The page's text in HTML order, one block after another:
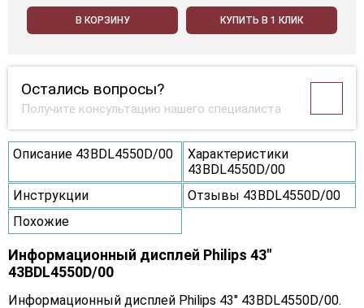
В КОРЗИНУ КУПИТЬ В 1 КЛИК
Остались вопросы?
Получите консультацию нашего специалиста
Описание 43BDL4550D/00
Характеристики
43BDL4550D/00
Инструкции
Отзывы 43BDL4550D/00
Похожие
Информационный дисплей Philips 43"
43BDL4550D/00
Информационный дисплей Philips 43" 43BDL4550D/00.